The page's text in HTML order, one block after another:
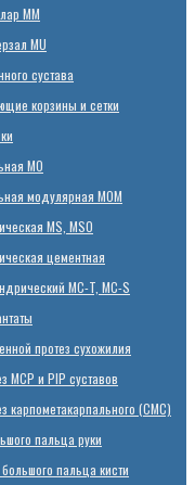
ММ
MU
сустава
корзины и сетки
MО
модулярная MOM
MS, MSO
цементная
MC-T, MC-S
протез сухожилия
MCP и PIP суставов
карпометакарпального (СМС)
пальца руки
пальца кисти